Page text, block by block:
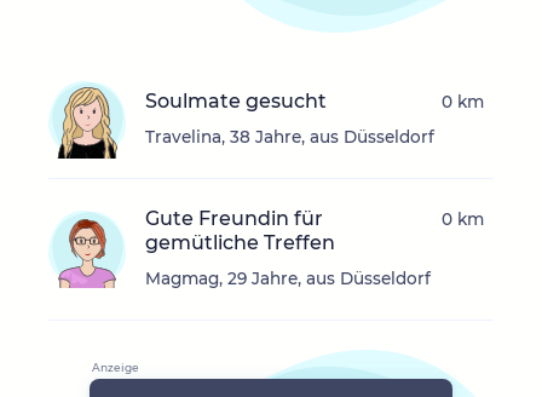
Soulmate gesucht
Travelina, 38 Jahre, aus Düsseldorf
0 km
Gute Freundin für
gemütliche Treffen
Magmag, 29 Jahre, aus Düsseldorf
0 km